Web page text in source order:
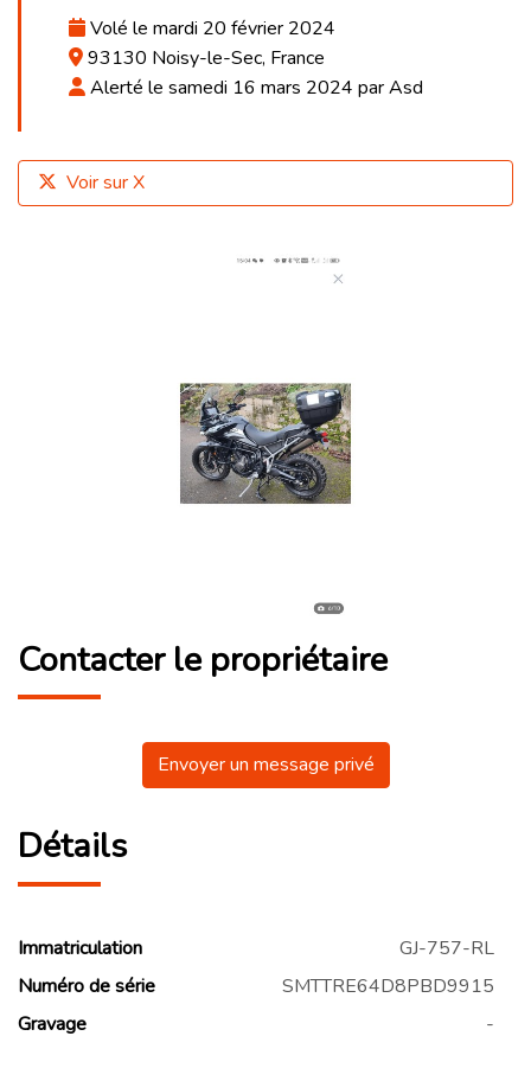
Volé le mardi 20 février 2024
93130 Noisy-le-Sec, France
Alerté le samedi 16 mars 2024 par Asd
Voir sur X
Contacter le propriétaire
Envoyer un message privé
Détails
Immatriculation
GJ-757-RL
Numéro de série
SMTTRE64D8PBD9915
Gravage
-